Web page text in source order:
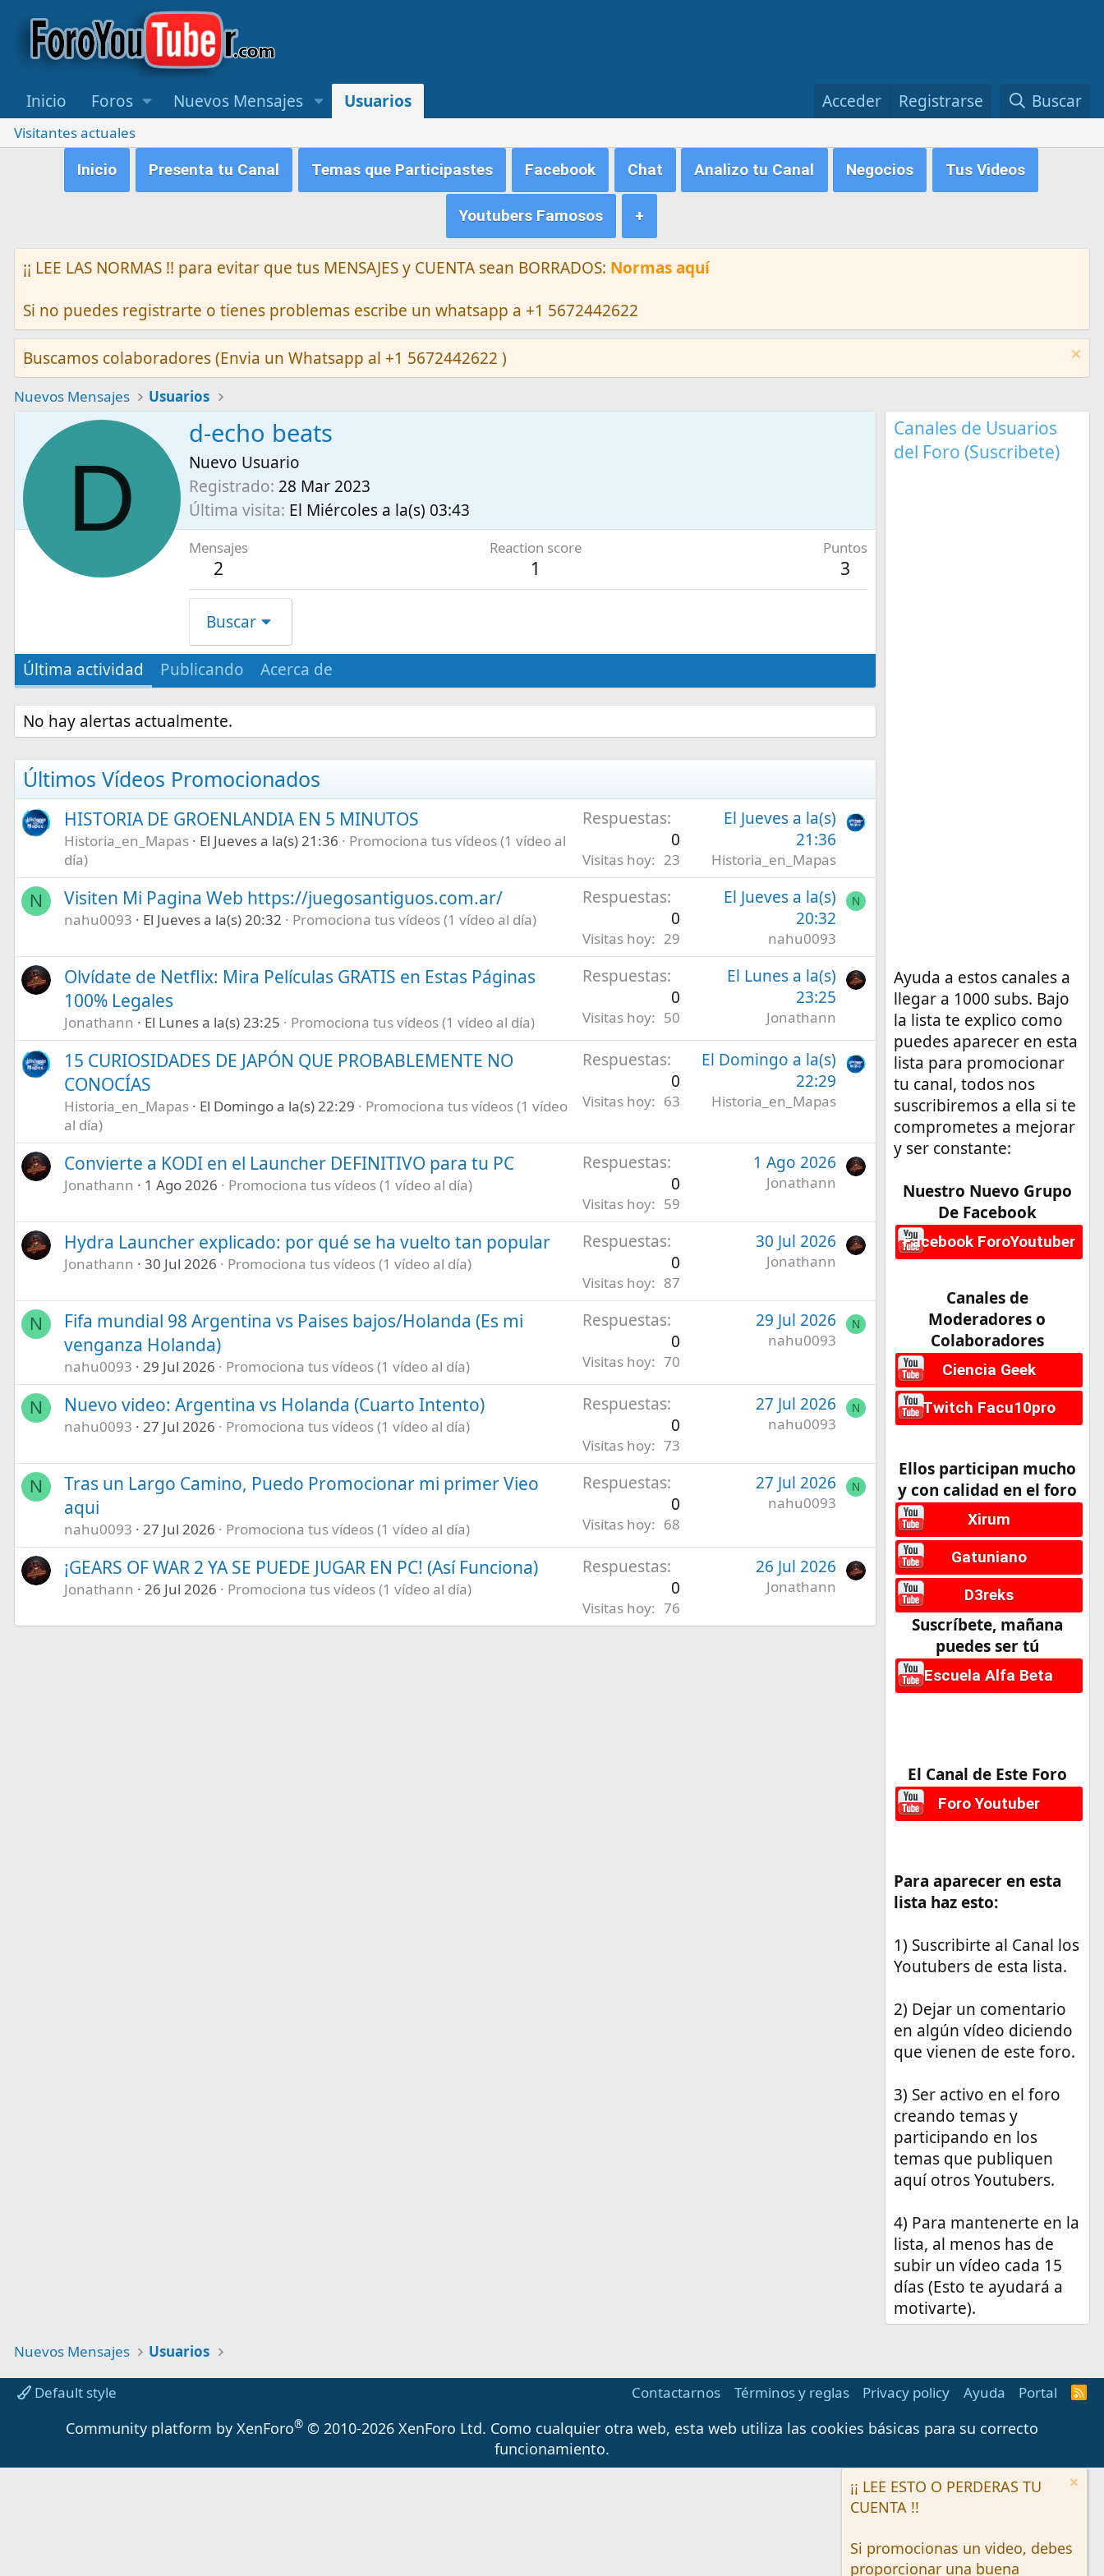
Inicio Foros Nuevos Mensajes Usuarios Acceder Registrarse Buscar
Visitantes actuales
Inicio
Presenta tu Canal Temas que Participastes Facebook Chat Analizo tu Canal Negocios Tus Videos
Youtubers Famosos +
¡¡ LEE LAS NORMAS !! para evitar que tus MENSAJES y CUENTA sean BORRADOS: Normas aquí
Si no puedes registrarte o tienes problemas escribe un whatsapp a +1 5672442622
Buscamos colaboradores (Envia un Whatsapp al +1 5672442622 )
Nuevos Mensajes Usuarios
D
d-echo beats
Nuevo Usuario
Registrado 28 Mar 2023
Última visita El Miércoles a la(s) 03:43
Mensajes
2
Reaction score
1
Puntos
3
Buscar
Última actividad Publicando Acerca de
No hay alertas actualmente.
Últimos Vídeos Promocionados
HISTORIA DE GROENLANDIA EN 5 MINUTOS
Historia_en_Mapas El Jueves a la(s) 21:36
Promociona tus vídeos (1 vídeo al
día)
Respuestas
0
Visitas hoy 23
El Jueves a la(s)
21:36
Historia_en_Mapas
N Visiten Mi Pagina Web https://juegosantiguos.com.ar/
nahu0093 El Jueves a la(s) 20:32 Promociona tus vídeos (1 vídeo al día)
Respuestas
0
Visitas hoy 29
El Jueves a la(s)
20:32
nahu0093
N
Olvídate de Netflix: Mira Películas GRATIS en Estas Páginas
100% Legales
Jonathann El Lunes a la(s) 23:25 Promociona tus vídeos (1 vídeo al día)
Respuestas
0
Visitas hoy 50
El Lunes a la(s)
23:25
Jonathann
15 CURIOSIDADES DE JAPÓN QUE PROBABLEMENTE NO
CONOCÍAS
Historia_en_Mapas El Domingo a la(s) 22:29
Promociona tus vídeos (1 vídeo
al día)
Respuestas
0
Visitas hoy 63
El Domingo a la(s)
22:29
Historia_en_Mapas
Convierte a KODI en el Launcher DEFINITIVO para tu PC
Jonathann 1 Ago 2026 Promociona tus vídeos (1 vídeo al día)
Respuestas
0
Visitas hoy 59
1 Ago 2026
Jonathann
Hydra Launcher explicado: por qué se ha vuelto tan popular
Jonathann 30 Jul 2026 Promociona tus vídeos (1 vídeo al día)
Respuestas
0
Visitas hoy 87
30 Jul 2026
Jonathann
N
Fifa mundial 98 Argentina vs Paises bajos/Holanda (Es mi
venganza Holanda)
nahu0093 29 Jul 2026 Promociona tus vídeos (1 vídeo al día)
Respuestas
0
Visitas hoy 70
29 Jul 2026
nahu0093
N
N Nuevo video: Argentina vs Holanda (Cuarto Intento)
nahu0093 27 Jul 2026 Promociona tus vídeos (1 vídeo al día)
Respuestas
0
Visitas hoy 73
27 Jul 2026
nahu0093
N
N
Tras un Largo Camino, Puedo Promocionar mi primer Vieo
aqui
nahu0093 27 Jul 2026 Promociona tus vídeos (1 vídeo al día)
Respuestas
0
Visitas hoy 68
27 Jul 2026
nahu0093
N
¡GEARS OF WAR 2 YA SE PUEDE JUGAR EN PC! (Así Funciona)
Jonathann 26 Jul 2026 Promociona tus vídeos (1 vídeo al día)
Respuestas
0
Visitas hoy 76
26 Jul 2026
Jonathann
Canales de Usuarios
del Foro (Suscribete)
Ayuda a estos canales a
llegar a 1000 subs. Bajo
la lista te explico como
puedes aparecer en esta
lista para promocionar
tu canal, todos nos
suscribiremos a ella si te
comprometes a mejorar
y ser constante:
Nuestro Nuevo Grupo
De Facebook
Facebook ForoYoutuber
Canales de
Moderadores o
Colaboradores
Ciencia Geek
Twitch Facu10pro
Ellos participan mucho
y con calidad en el foro
Xirum
Gatuniano
D3reks
Suscríbete, mañana
puedes ser tú
Escuela Alfa Beta
El Canal de Este Foro
Foro Youtuber
Para aparecer en esta
lista haz esto:
1) Suscribirte al Canal los
Youtubers de esta lista.
2) Dejar un comentario
en algún vídeo diciendo
que vienen de este foro.
3) Ser activo en el foro
creando temas y
participando en los
temas que publiquen
aquí otros Youtubers.
4) Para mantenerte en la
lista, al menos has de
subir un vídeo cada 15
días (Esto te ayudará a
motivarte).
Nuevos Mensajes Usuarios
Default style Contactarnos Términos y reglas Privacy policy Ayuda Portal
R
Community platform by XenForo® © 2010-2026 XenForo Ltd. Como cualquier otra web, esta web utiliza las cookies básicas para su correcto
funcionamiento.
¡¡ LEE ESTO O PERDERAS TU
CUENTA !!
Si promocionas un video, debes
proporcionar una buena